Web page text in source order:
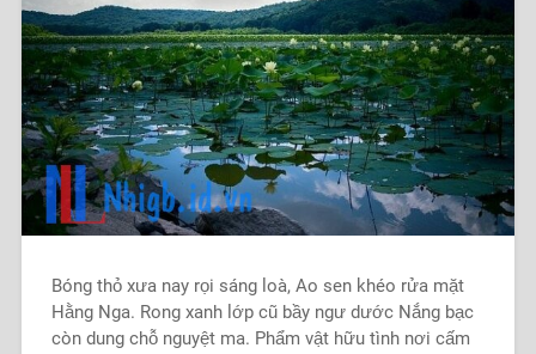
Bóng thỏ xưa nay rọi sáng loà, Ao sen khéo rửa mặt
Hằng Nga. Rong xanh lớp cũ bầy ngư dước Nắng bạc
còn dung chỗ nguyệt ma. Phẩm vật hữu tình nơi cấm